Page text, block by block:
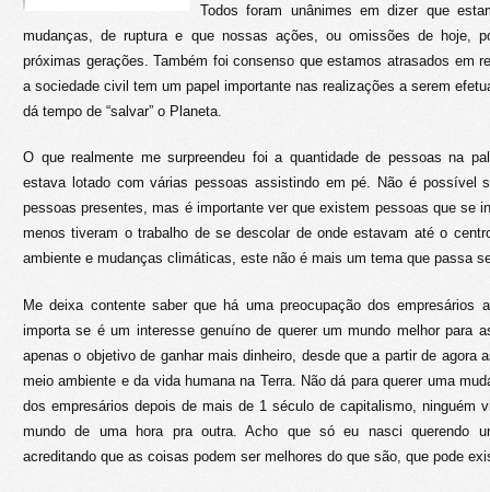
Todos foram unânimes em dizer que
mudanças, de ruptura e que nossas ações, ou omissões de hoje,
próximas gerações. Também foi consenso que estamos atrasados em
a sociedade civil tem um papel importante nas realizações a serem
dá tempo de “salvar” o Planeta.
O que realmente me surpreendeu foi a quantidade de pessoas na
estava lotado com várias pessoas assistindo em pé. Não é possível
pessoas presentes, mas é importante ver que existem pessoas que se
menos tiveram o trabalho de se descolar de onde estavam até o
ambiente e mudanças climáticas, este não é mais um tema que passa
Me deixa contente saber que há uma preocupação dos empresários
importa se é um interesse genuíno de querer um mundo melhor para
apenas o objetivo de ganhar mais dinheiro, desde que a partir de agora
meio ambiente e da vida humana na Terra. Não dá para querer uma
dos empresários depois de mais de 1 século de capitalismo, ninguém
mundo de uma hora pra outra. Acho que só eu nasci querendo
acreditando que as coisas podem ser melhores do que são, que pode